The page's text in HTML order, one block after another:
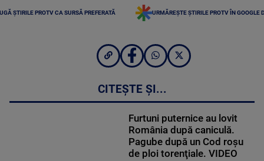
ȘTIRILE PROTV CA SURSĂ PREFERATĂ URMĂREȘTE ȘTIRILE PROTV ÎN GOOGLE
CITEȘTE ȘI...
Furtuni puternice au lovit
România după caniculă.
Pagube după un Cod roşu
de ploi torenţiale. VIDEO